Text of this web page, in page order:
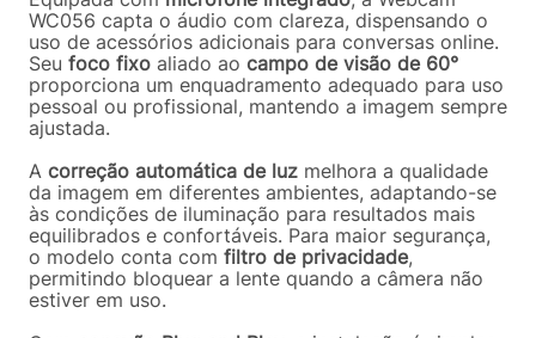
WC056 capta o áudio com clareza, dispensando o
uso de acessórios adicionais para conversas online.
Seu foco fixo aliado ao campo de visão de 60°
proporciona um enquadramento adequado para uso
pessoal ou profissional, mantendo a imagem sempre
ajustada.
A correção automática de luz melhora a qualidade
da imagem em diferentes ambientes, adaptando-se
às condições de iluminação para resultados mais
equilibrados e confortáveis. Para maior segurança,
o modelo conta com filtro de privacidade,
permitindo bloquear a lente quando a câmera não
estiver em uso.